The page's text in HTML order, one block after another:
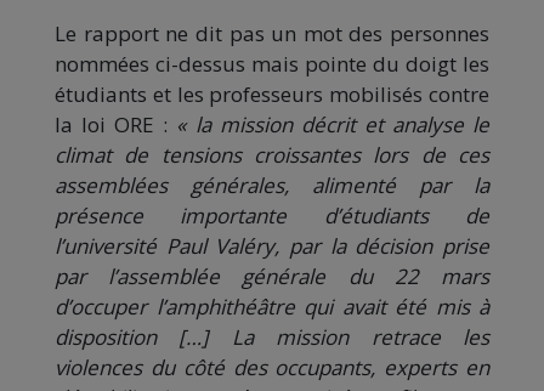
Le rapport ne dit pas un mot des personnes
nommées ci-dessus mais pointe du doigt les
étudiants et les professeurs mobilisés contre
la loi ORE : « la mission décrit et analyse le
climat de tensions croissantes lors de ces
assemblées générales, alimenté par la
présence importante d’étudiants de
l’université Paul Valéry, par la décision prise
par l’assemblée générale du 22 mars
d’occuper l’amphithéâtre qui avait été mis à
disposition […] La mission retrace les
violences du côté des occupants, experts en